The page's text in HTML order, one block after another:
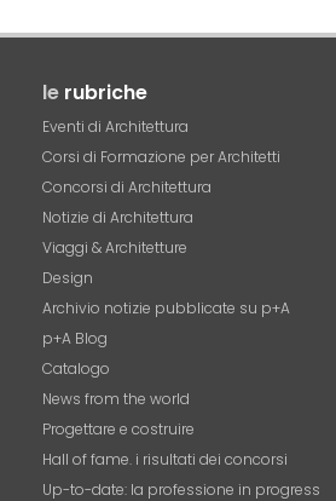
le rubriche
Eventi di Architettura
Corsi di Formazione per Architetti
Concorsi di Architettura
Notizie di Architettura
Viaggi & Architetture
Design
Archivio notizie pubblicate su p+A
p+A Blog
Catalogo
News from the world
Progettare e costruire
Hall of fame. i risultati dei concorsi
Up-to-date: la professione in progress